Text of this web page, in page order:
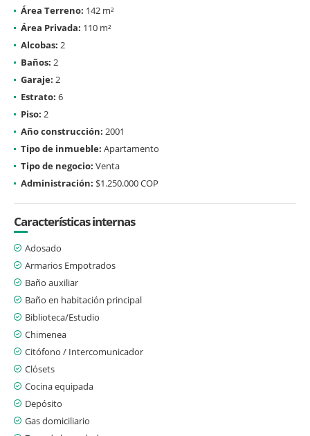
Área Terreno: 142 m²
Área Privada: 110 m²
Alcobas: 2
Baños: 2
Garaje: 2
Estrato: 6
Piso: 2
Año construcción: 2001
Tipo de inmueble: Apartamento
Tipo de negocio: Venta
Administración: $1.250.000 COP
Características internas
Adosado
Armarios Empotrados
Baño auxiliar
Baño en habitación principal
Biblioteca/Estudio
Chimenea
Citófono / Intercomunicador
Clósets
Cocina equipada
Depósito
Gas domiciliario